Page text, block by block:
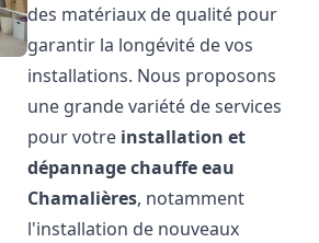
des matériaux de qualité pour
garantir la longévité de vos
installations. Nous proposons
une grande variété de services
pour votre installation et
dépannage chauffe eau
Chamalières, notamment
l'installation de nouveaux